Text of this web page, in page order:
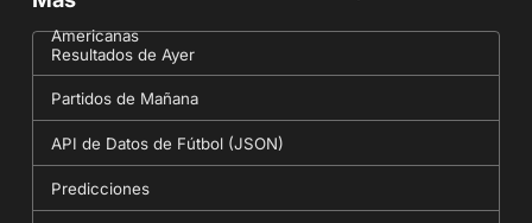
Americanas
Resultados de Ayer
Partidos de Mañana
API de Datos de Fútbol (JSON)
Predicciones